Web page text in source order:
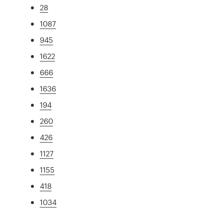
28
1087
945
1622
666
1636
194
260
426
1127
1155
418
1034